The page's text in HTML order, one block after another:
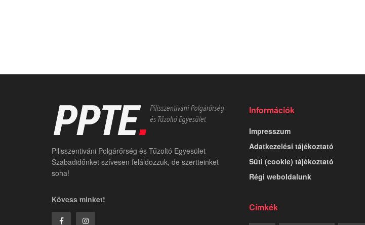
Pilisszentiváni Polgárőrség és Tűzoltó Egyesület
Szabadidőnket szívesen feláldozzuk, de szertteinket
soha!
Kövess minket!
Információk
Impresszum
Adatkezelési tájékoztató
Süti (cookie) tájékoztató
Régi weboldalunk
Címkék